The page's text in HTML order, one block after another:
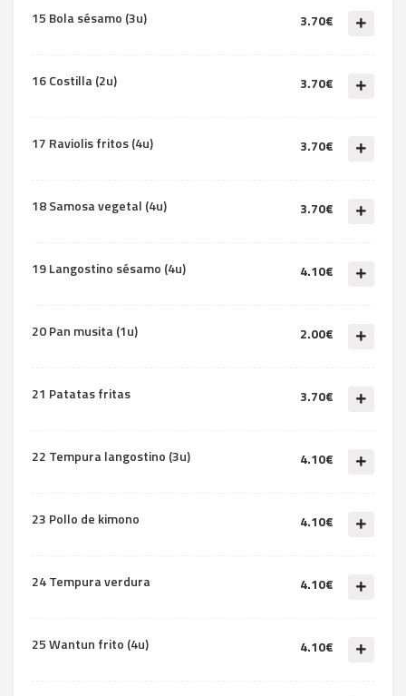
15 Bola sésamo (3u) 3.70€
16 Costilla (2u) 3.70€
17 Raviolis fritos (4u) 3.70€
18 Samosa vegetal (4u) 3.70€
19 Langostino sésamo (4u) 4.10€
20 Pan musita (1u) 2.00€
21 Patatas fritas 3.70€
22 Tempura langostino (3u) 4.10€
23 Pollo de kimono 4.10€
24 Tempura verdura 4.10€
25 Wantun frito (4u) 4.10€